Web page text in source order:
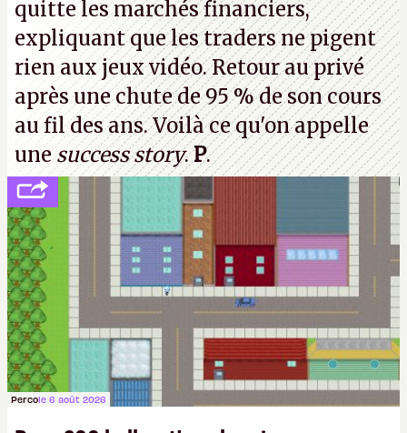
souvenirs d'enfance.P.
quitte les marchés financiers,
expliquant que les traders ne pigent
rien aux jeux vidéo. Retour au privé
après une chute de 95 % de son cours
au fil des ans. Voilà ce qu'on appelle
une success story.P.
Percole 6 août 2026